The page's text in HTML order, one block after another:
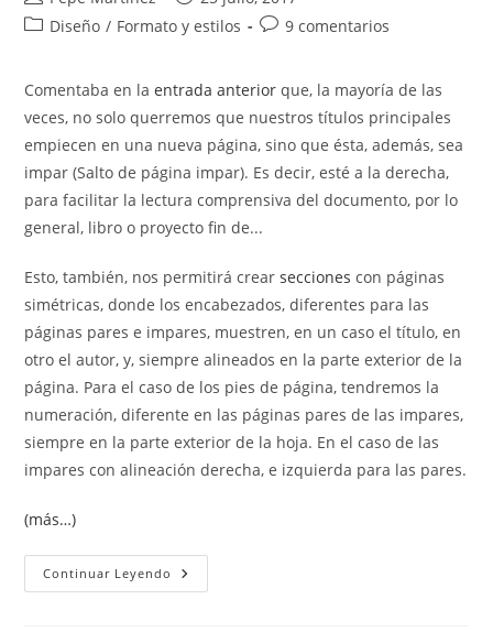
de
de
la
Categoría
entrada:
Diseño / Formato y estilos
Comentarios
entrada:
9 comentarios
Comentaba en laentrada anterior que, la mayoría de las
veces, no solo querremos que nuestros títulos principales
empiecen en una nueva página, sino que ésta, además, sea
impar (Salto de página impar). Es decir, esté a la derecha,
para facilitar la lectura comprensiva del documento, por lo
general, libro o proyecto fin de...
Esto, también, nos permitirá crearsecciones con páginas
simétricas, donde los encabezados, diferentes para las
páginas pares e impares, muestren, en un caso el título, en
otro el autor, y, siempre alineados en la parte exterior de la
página. Para el caso de los pies de página, tendremos la
numeración, diferente en las páginas pares de las impares,
siempre en la parte exterior de la hoja. En el caso de las
impares con alineación derecha, e izquierda para las pares.
(más…)
Continuar Leyendo Salto
De